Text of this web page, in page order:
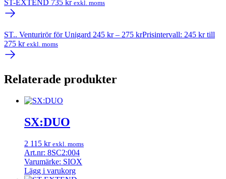
ST-EXTEND 735 kr exkl. moms
ST.. Venturirör för Unigard 245 kr – 275 krPrisintervall: 245 kr till
275 kr exkl. moms
Relaterade produkter
SX:DUO
2 115 kr exkl. moms
Art.nr: 8SC2:004
Varumärke: SIOX
Lägg i varukorg